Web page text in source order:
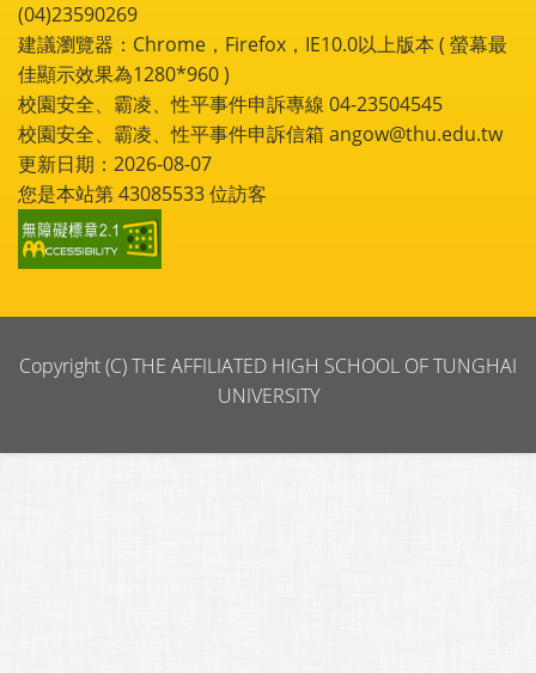
(04)23590269
建議瀏覽器：Chrome，Firefox，IE10.0以上版本 ( 螢幕最
佳顯示效果為1280*960 )
校園安全、霸凌、性平事件申訴專線 04-23504545
校園安全、霸凌、性平事件申訴信箱 angow@thu.edu.tw
更新日期：2026-08-07
您是本站第43085533位訪客
Copyright (C) THE AFFILIATED HIGH SCHOOL OF TUNGHAI
UNIVERSITY